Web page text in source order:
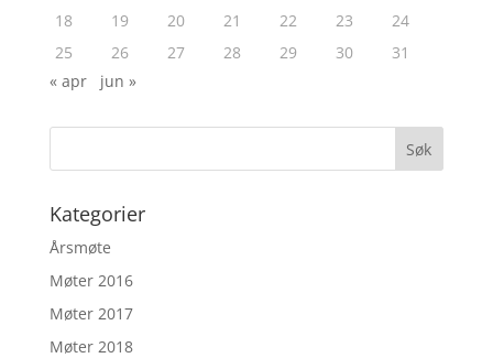
18
19 20 21 22 23
24
25
26 27 28 29 30
31
« apr
jun »
Kategorier
Årsmøte
Møter 2016
Møter 2017
Møter 2018